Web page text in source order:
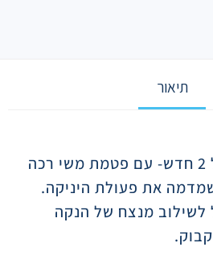
תיאור
בקבוק אוונט נטורל 2 חדש- עם פטמת משי רכה
את פעולת היניקה.
לשילוב מנצח של הנקה